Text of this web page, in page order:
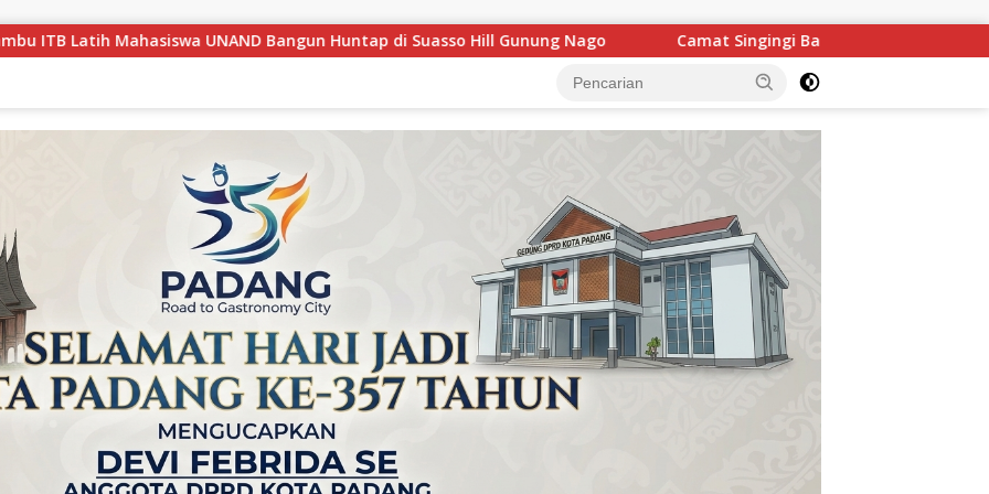
Huntap di Suasso Hill Gunung Nago Camat Singingi Bantah Tudingan “Menikung” Perjuangan Anggota DPRD